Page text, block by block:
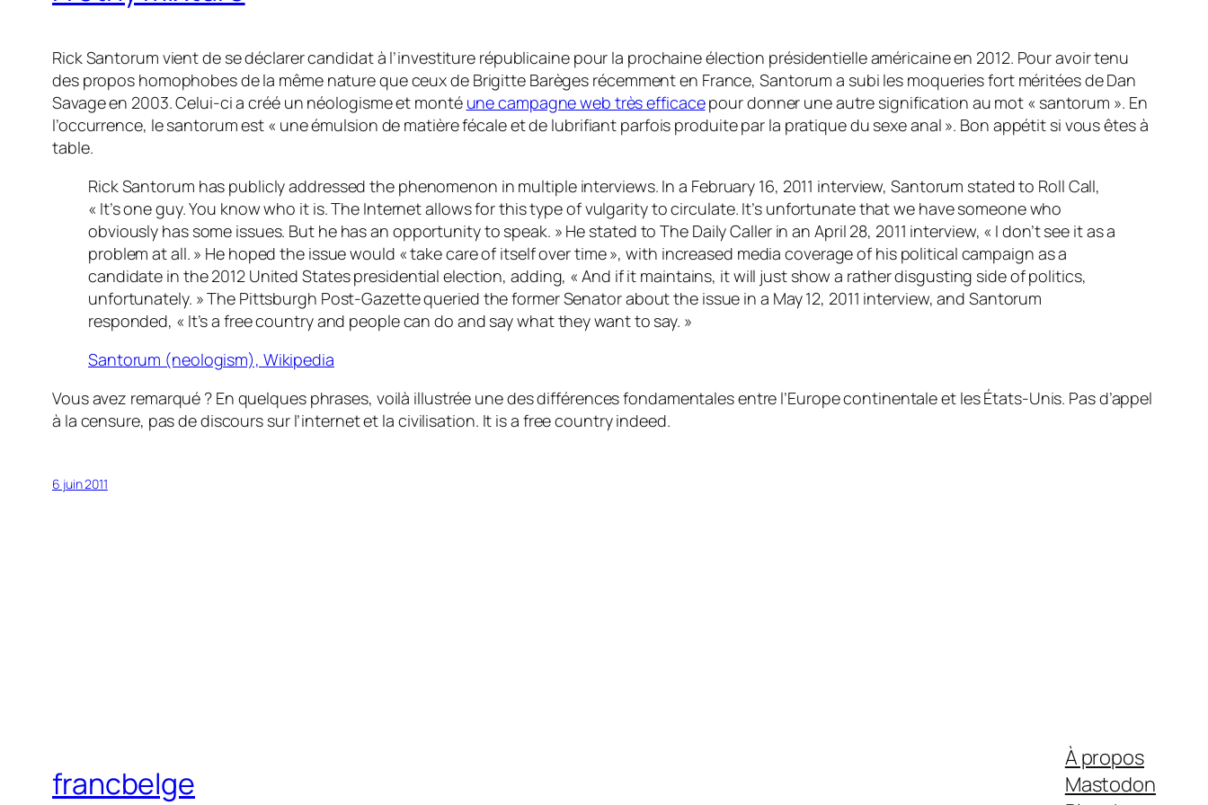
Rick Santorum vient de se déclarer candidat à l’investiture républicaine pour la prochaine élection présidentielle américaine en 2012. Pour avoir tenu
des propos homophobes de la même nature que ceux de Brigitte Barèges récemment en France, Santorum a subi les moqueries fort méritées de Dan
Savage en 2003. Celui-ci a créé un néologisme et monté une campagne web très efficacepour donner une autre signification au mot « santorum ». En
l’occurrence, lesantorumest « une émulsion de matière fécale et de lubrifiant parfois produite par la pratique du sexe anal ». Bon appétit si vous êtes à
table.
Rick Santorum has publicly addressed the phenomenon in multiple interviews. In a February 16, 2011 interview, Santorum stated to Roll Call,
« It’s one guy. You know who it is. The Internet allows for this type of vulgarity to circulate. It’s unfortunate that we have someone who
obviously has some issues. But he has an opportunity to speak. » He stated to The Daily Caller in an April 28, 2011 interview, « I don’t see it as a
problem at all. » He hoped the issue would « take care of itself over time », with increased media coverage of his political campaign as a
candidate in the 2012 United States presidential election, adding, « And if it maintains, it will just show a rather disgusting side of politics,
unfortunately. » The Pittsburgh Post-Gazette queried the former Senator about the issue in a May 12, 2011 interview, and Santorum
responded, « It’s a free country and people can do and say what they want to say. »
Santorum (neologism), Wikipedia
Vous avez remarqué ? En quelques phrases, voilà illustrée une des différences fondamentales entre l’Europe continentale et les États-Unis. Pas d’appel
à la censure, pas de discours sur l’internet et la civilisation. It is a free country indeed.
6 juin 2011
francbelge
À propos
Mastodon